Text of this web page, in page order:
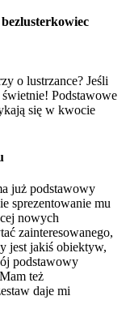
o lustrzance? Jeśli
Podstawowe
się w kwocie
już podstawowy
sprezentowanie mu
nowych
zainteresowanego,
jest jakiś obiektyw,
podstawowy
też
daje mi